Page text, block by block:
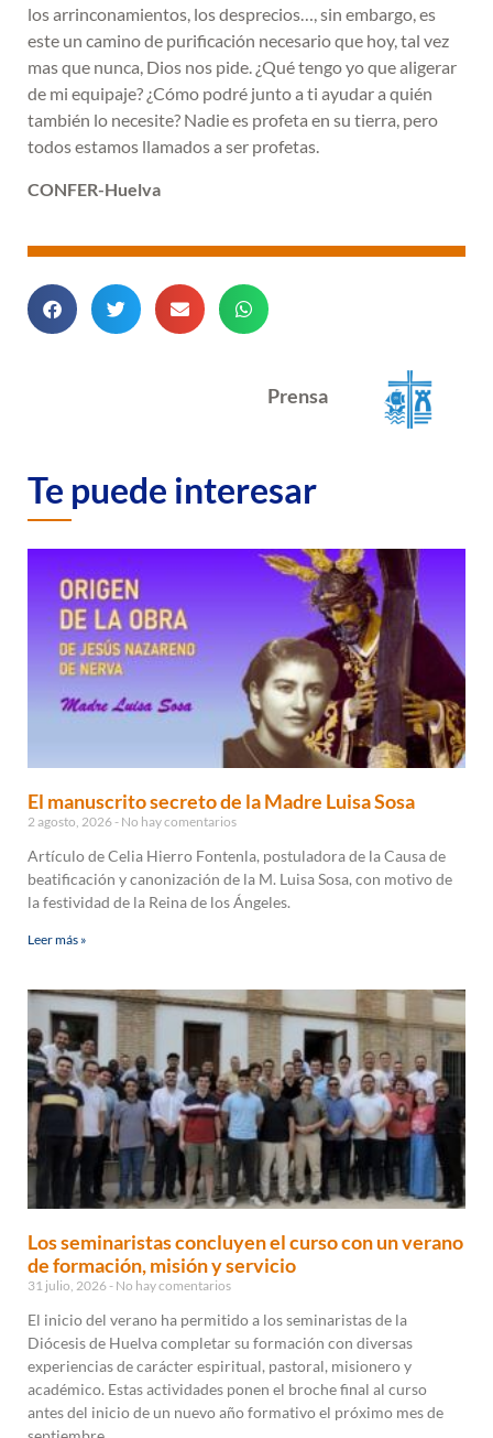
los arrinconamientos, los desprecios…, sin embargo, es
este un camino de purificación necesario que hoy, tal vez
mas que nunca, Dios nos pide. ¿Qué tengo yo que aligerar
de mi equipaje? ¿Cómo podré junto a ti ayudar a quién
también lo necesite? Nadie es profeta en su tierra, pero
todos estamos llamados a ser profetas.
CONFER-Huelva
Prensa
Te puede interesar
El manuscrito secreto de la Madre Luisa Sosa
2 agosto, 2026 No hay comentarios
Artículo de Celia Hierro Fontenla, postuladora de la Causa de
beatificación y canonización de la M. Luisa Sosa, con motivo de
la festividad de la Reina de los Ángeles.
Leer más »
Los seminaristas concluyen el curso con un verano
de formación, misión y servicio
31 julio, 2026 No hay comentarios
El inicio del verano ha permitido a los seminaristas de la
Diócesis de Huelva completar su formación con diversas
experiencias de carácter espiritual, pastoral, misionero y
académico. Estas actividades ponen el broche final al curso
antes del inicio de un nuevo año formativo el próximo mes de